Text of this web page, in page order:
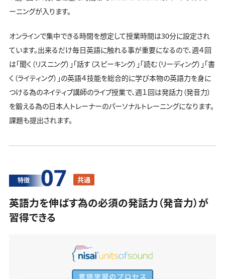
ーニングが入ります。
オンラインで集中できる時間を想定して授業時間は30分に設定され
ています。出来るだけ毎日英語に触れる事が重要になるので、週４回
は「聞く（リスニング）」「話す（スピーキング）」「読む（リーディング）」「書
く（ライティング）」の英語４技能を総合的に学び本物の英語力を身に
つける為のネイティブ講師のライブ授業で、週１回は発話力（発音力）
を鍛える為の日本人トレーナーのパーソナルトレーニングになります。
課題も提出されます。
特徴 07 共通
英語力を伸ばす為の必須の発話力（発音力）が
習得できる